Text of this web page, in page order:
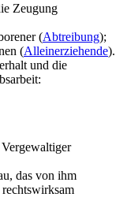
Zeugung
(Abtreibung);
(Alleinerziehende).
und die
das von ihm